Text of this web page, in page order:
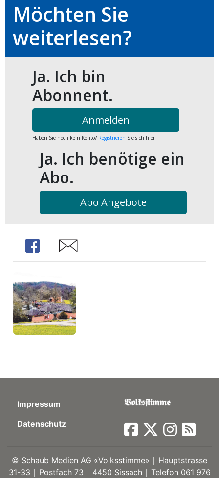
Möchten Sie
weiterlesen?
Ja. Ich bin
Abonnent.
Anmelden
Haben Sie noch kein Konto? Registrieren Sie sich hier
Ja. Ich benötige ein
Abo.
Abo Angebote
Share Share
Impressum
Datenschutz
© Schaub Medien AG «Volksstimme» ∣ Hauptstrasse
31-33 ∣ Postfach 73 ∣ 4450 Sissach ∣ Telefon 061 976